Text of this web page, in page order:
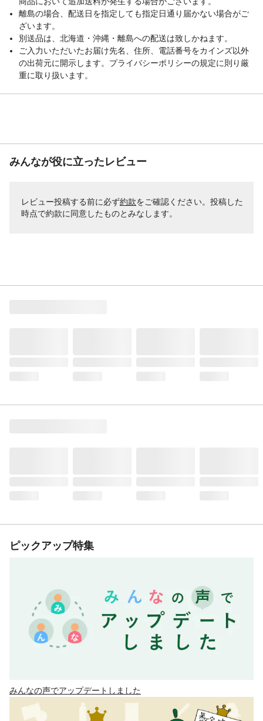
離島の場合、配送日を指定しても指定日通り届かない場合がご
ざいます。
別送品は、北海道・沖縄・離島への配送は致しかねます。
ご入力いただいたお届け先名、住所、電話番号をカインズ以外
の出荷元に開示します。プライバシーポリシーの規定に則り厳
重に取り扱います。
みんなが役に立ったレビュー
レビュー投稿する前に必ず約款をご確認ください。投稿した
時点で約款に同意したものとみなします。
ピックアップ特集
みんなの声でアップデートしました